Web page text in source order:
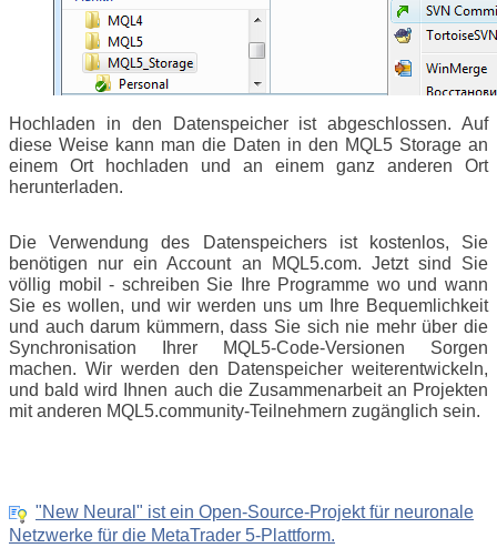
Hochladen in den Datenspeicher ist abgeschlossen. Auf
diese Weise kann man die Daten in den MQL5 Storage an
einem Ort hochladen und an einem ganz anderen Ort
herunterladen.
Die Verwendung des Datenspeichers ist kostenlos, Sie
benötigen nur ein Account an MQL5.com. Jetzt sind Sie
völlig mobil - schreiben Sie Ihre Programme wo und wann
Sie es wollen, und wir werden uns um Ihre Bequemlichkeit
und auch darum kümmern, dass Sie sich nie mehr über die
Synchronisation Ihrer MQL5-Code-Versionen Sorgen
machen. Wir werden den Datenspeicher weiterentwickeln,
und bald wird Ihnen auch die Zusammenarbeit an Projekten
mit anderen MQL5.community-Teilnehmern zugänglich sein.
"New Neural" ist ein Open-Source-Projekt für neuronale
Netzwerke für die MetaTrader 5-Plattform.